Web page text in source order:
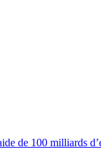
de 100 milliards